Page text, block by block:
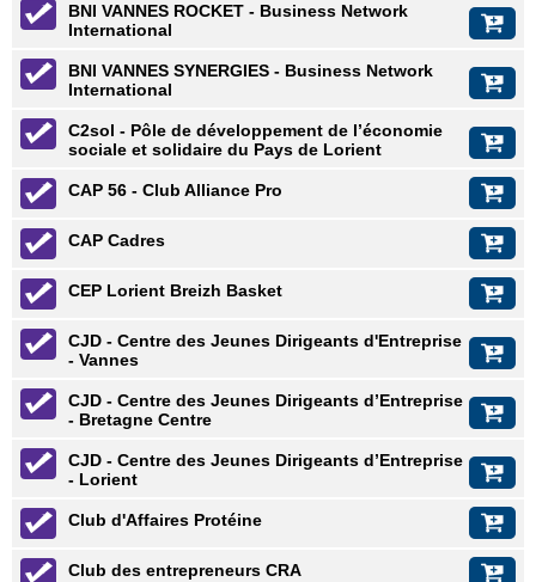
BNI VANNES ROCKET - Business Network
International
BNI VANNES SYNERGIES - Business Network
International
C2sol - Pôle de développement de l’économie
sociale et solidaire du Pays de Lorient
CAP 56 - Club Alliance Pro
CAP Cadres
CEP Lorient Breizh Basket
CJD - Centre des Jeunes Dirigeants d'Entreprise
- Vannes
CJD - Centre des Jeunes Dirigeants d’Entreprise
- Bretagne Centre
CJD - Centre des Jeunes Dirigeants d’Entreprise
- Lorient
Club d'Affaires Protéine
Club des entrepreneurs CRA